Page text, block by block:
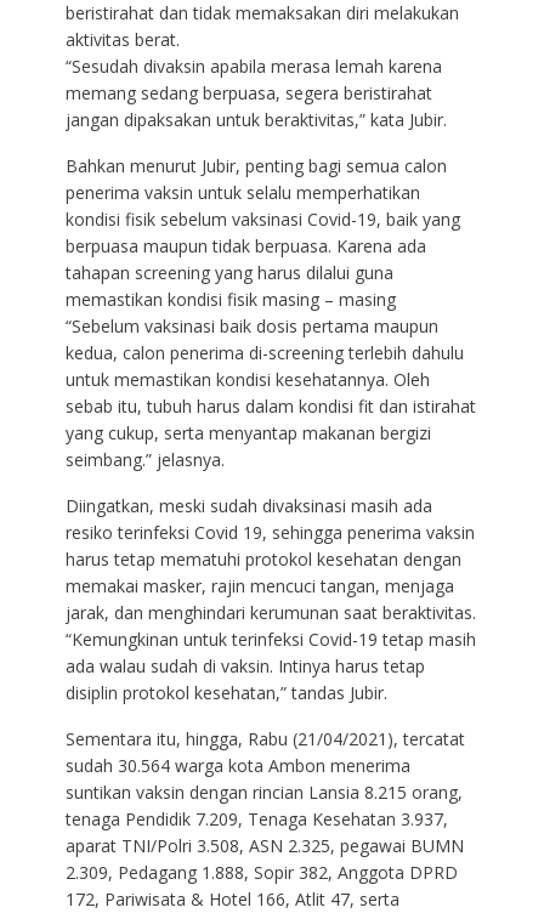
beristirahat dan tidak memaksakan diri melakukan
aktivitas berat.
“Sesudah divaksin apabila merasa lemah karena
memang sedang berpuasa, segera beristirahat
jangan dipaksakan untuk beraktivitas,” kata Jubir.
Bahkan menurut Jubir, penting bagi semua calon
penerima vaksin untuk selalu memperhatikan
kondisi fisik sebelum vaksinasi Covid-19, baik yang
berpuasa maupun tidak berpuasa. Karena ada
tahapan screening yang harus dilalui guna
memastikan kondisi fisik masing – masing
“Sebelum vaksinasi baik dosis pertama maupun
kedua, calon penerima di-screening terlebih dahulu
untuk memastikan kondisi kesehatannya. Oleh
sebab itu, tubuh harus dalam kondisi fit dan istirahat
yang cukup, serta menyantap makanan bergizi
seimbang.” jelasnya.
Diingatkan, meski sudah divaksinasi masih ada
resiko terinfeksi Covid 19, sehingga penerima vaksin
harus tetap mematuhi protokol kesehatan dengan
memakai masker, rajin mencuci tangan, menjaga
jarak, dan menghindari kerumunan saat beraktivitas.
“Kemungkinan untuk terinfeksi Covid-19 tetap masih
ada walau sudah di vaksin. Intinya harus tetap
disiplin protokol kesehatan,” tandas Jubir.
Sementara itu, hingga, Rabu (21/04/2021), tercatat
sudah 30.564 warga kota Ambon menerima
suntikan vaksin dengan rincian Lansia 8.215 orang,
tenaga Pendidik 7.209, Tenaga Kesehatan 3.937,
aparat TNI/Polri 3.508, ASN 2.325, pegawai BUMN
2.309, Pedagang 1.888, Sopir 382, Anggota DPRD
172, Pariwisata & Hotel 166, Atlit 47, serta